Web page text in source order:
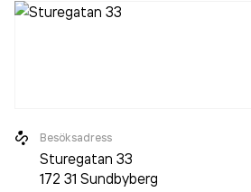
Besöksadress
Sturegatan 33
172 31 Sundbyberg